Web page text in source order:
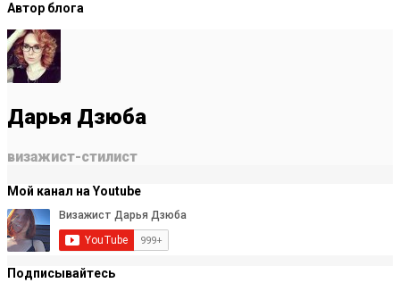
Автор блога
Дарья Дзюба
визажист-стилист
Мой канал на Youtube
Подписывайтесь